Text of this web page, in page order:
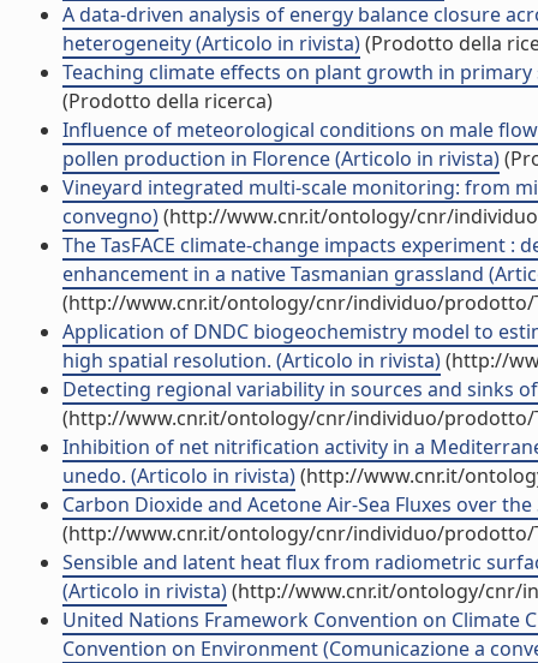
A data-driven analysis of energy balance closure
heterogeneity (Articolo in rivista)(Prodotto della
Teaching climate effects on plant growth in
(Prodotto della ricerca)
Influence of meteorological conditions on male
pollen production in Florence (Articolo in rivista)
Vineyard integrated multi-scale monitoring: from
convegno)(http://www.cnr.it/ontology/cnr/
The TasFACE climate-change impacts experiment
enhancement in a native Tasmanian grassland
(http://www.cnr.it/ontology/cnr/individuo/prodotto/
Application of DNDC biogeochemistry model to
high spatial resolution. (Articolo in rivista)(http://
Detecting regional variability in sources and sinks
(http://www.cnr.it/ontology/cnr/individuo/prodotto/
Inhibition of net nitrification activity in a
unedo. (Articolo in rivista)(http://www.cnr.it/
Carbon Dioxide and Acetone Air-Sea Fluxes over
(http://www.cnr.it/ontology/cnr/individuo/prodotto/
Sensible and latent heat flux from radiometric
(Articolo in rivista)(http://www.cnr.it/ontology/cnr/
United Nations Framework Convention on Climate
Convention on Environment (Comunicazione a